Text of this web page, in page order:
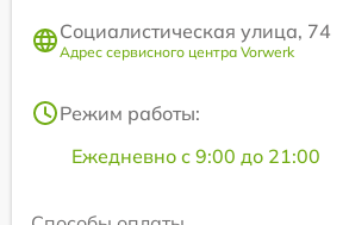
Социалистическая улица, 74
Адрес сервисного центра Vorwerk
Режим работы:
Ежедневно с 9:00 до 21:00